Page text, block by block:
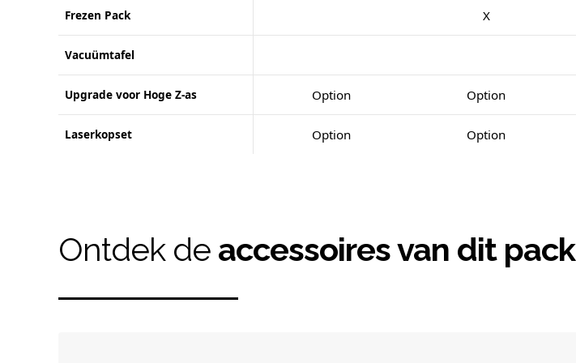
Frezen Pack X
Vacuümtafel
Upgrade voor Hoge Z-as Option Option
Laserkopset Option Option
Ontdek de accessoires van dit pack